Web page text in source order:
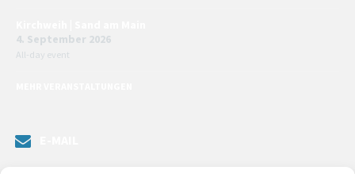
4. September 2026
All-day event